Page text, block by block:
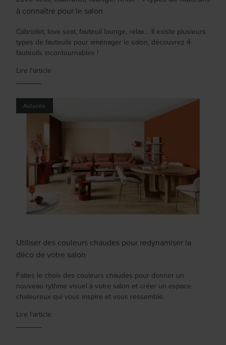
à connaître pour le salon
Cabriolet, love seat, fauteuil lounge, relax… Il existe plusieurs
types de fauteuils pour aménager le salon, découvrez 4
fauteuils incontournables !
Lire l'article
Astuces
Utiliser des couleurs chaudes pour redynamiser la
déco de votre salon
Faites le choix des couleurs chaudes pour donner un
nouveau rythme visuel à votre salon et créer un espace
chaleureux qui vous inspire et vous ressemble.
Lire l'article